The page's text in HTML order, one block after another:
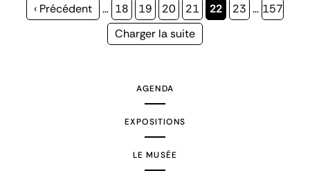
Page
‹ Précédent … Page
18 Page
19 Page
20 Page
21
Page
22 Page
23 … Page
157
Page
Charger la suite
AGENDA
EXPOSITIONS
LE MUSÉE